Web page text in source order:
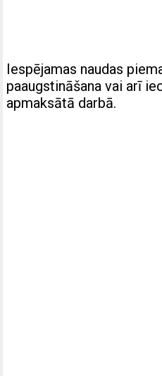
Iespējamas naudas
paaugstināšana vai arī
apmaksātā darbā.